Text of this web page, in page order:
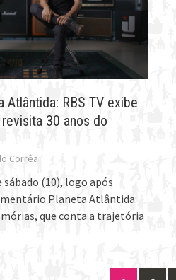
Atlântida: RBS TV exibe
30 anos do
Corrêa
sábado (10), logo após
Planeta Atlântida:
que conta a trajetória